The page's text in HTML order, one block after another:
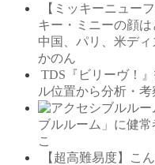
【ミッキーニュー
キー・ミニーの顔は
中国、パリ、米デ
かのん
TDS『ビリーヴ！
ル位置から分析・考
ブルルーム」に健
こ
【超高難易度】こ